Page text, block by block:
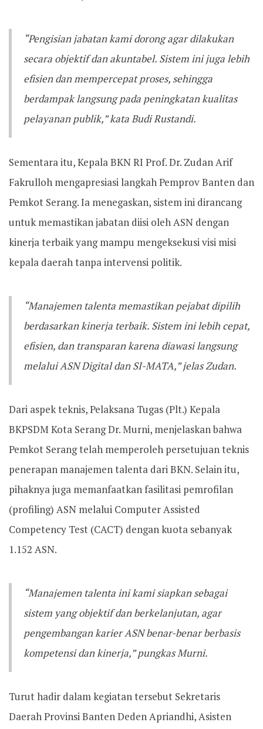
“Pengisian jabatan kami dorong agar dilakukan
secara objektif dan akuntabel. Sistem ini juga lebih
efisien dan mempercepat proses, sehingga
berdampak langsung pada peningkatan kualitas
pelayanan publik,” kata Budi Rustandi.
Sementara itu, Kepala BKN RI Prof. Dr. Zudan Arif
Fakrulloh mengapresiasi langkah Pemprov Banten dan
Pemkot Serang. Ia menegaskan, sistem ini dirancang
untuk memastikan jabatan diisi oleh ASN dengan
kinerja terbaik yang mampu mengeksekusi visi misi
kepala daerah tanpa intervensi politik.
“Manajemen talenta memastikan pejabat dipilih
berdasarkan kinerja terbaik. Sistem ini lebih cepat,
efisien, dan transparan karena diawasi langsung
melalui ASN Digital dan SI-MATA,” jelas Zudan.
Dari aspek teknis, Pelaksana Tugas (Plt.) Kepala
BKPSDM Kota Serang Dr. Murni, menjelaskan bahwa
Pemkot Serang telah memperoleh persetujuan teknis
penerapan manajemen talenta dari BKN. Selain itu,
pihaknya juga memanfaatkan fasilitasi pemrofilan
(profiling) ASN melalui Computer Assisted
Competency Test (CACT) dengan kuota sebanyak
1.152 ASN.
“Manajemen talenta ini kami siapkan sebagai
sistem yang objektif dan berkelanjutan, agar
pengembangan karier ASN benar-benar berbasis
kompetensi dan kinerja,” pungkas Murni.
Turut hadir dalam kegiatan tersebut Sekretaris
Daerah Provinsi Banten Deden Apriandhi, Asisten